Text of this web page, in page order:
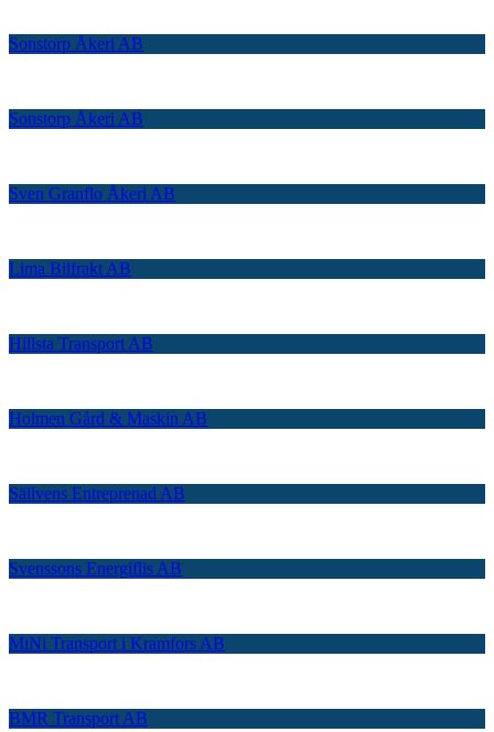
Sonstorp Åkeri AB
Sonstorp Åkeri AB
Sven Granflo Åkeri AB
Lima Bilfrakt AB
Hillsta Transport AB
Holmen Gård & Maskin AB
Sällvens Entreprenad AB
Svenssons Energiflis AB
MiNi Transport i Kramfors AB
BMR Transport AB